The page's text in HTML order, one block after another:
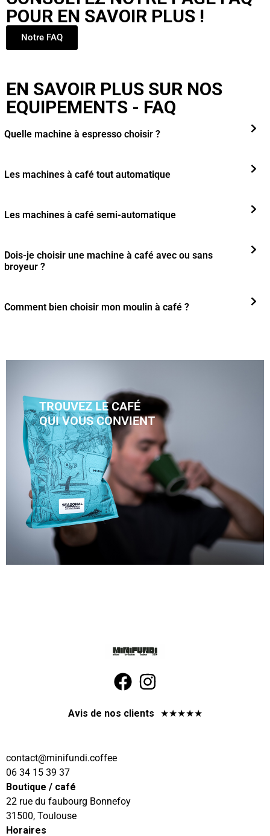
POUR EN SAVOIR PLUS !
Notre FAQ
EN SAVOIR PLUS SUR NOS
EQUIPEMENTS - FAQ
Quelle machine à espresso choisir ?
Les machines à café tout automatique
Les machines à café semi-automatique
Dois-je choisir une machine à café avec ou sans
broyeur ?
Comment bien choisir mon moulin à café ?
TROUVEZ LE CAFÉ
QUI VOUS CONVIENT
Avis de nos clients ★★★★★
eeffoc.idnufinim
@tcatnoc
06 34 15 39 37
Boutique / café
22 rue du faubourg Bonnefoy
31500, Toulouse
Horaires